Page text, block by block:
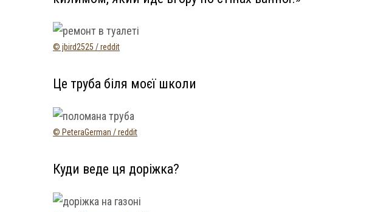
© jbird2525 / reddit
Це труба біля моєї школи
© PeteraGerman / reddit
Куди веде ця доріжка?